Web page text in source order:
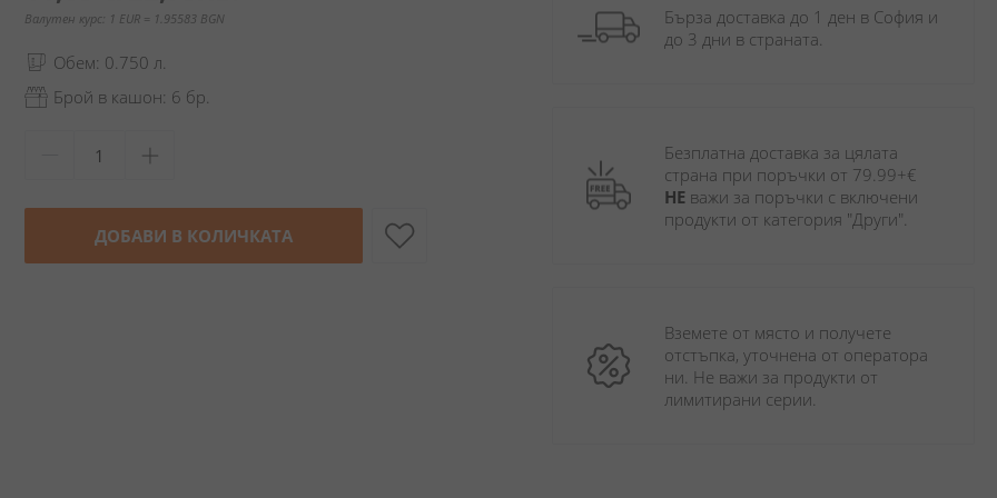
Валутен курс: 1 EUR = 1.95583 BGN
Обем: 0.750 л.
Брой в кашон: 6 бр.
ДОБАВИ В КОЛИЧКАТА
Бърза доставка до 1 ден в София и
до 3 дни в страната.
Безплатна доставка за цялата
НЕ важи за поръчки с включени
продукти от категория "Други".
Вземете от място и получете
отстъпка, уточнена от оператора
ни. Не важи за продукти от
лимитирани серии.